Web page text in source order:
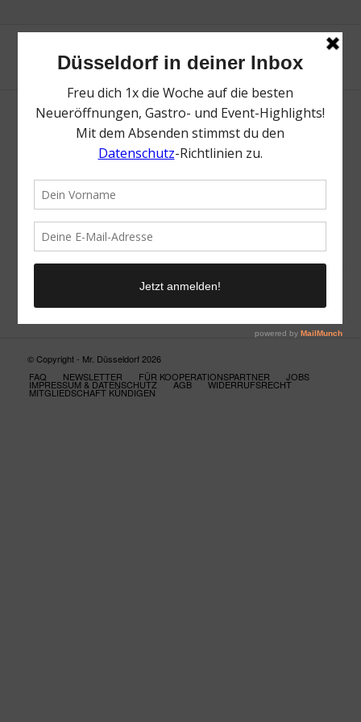
Neue Suche
Suchergebnis nicht zufriedenstellend? Versuche es mal mit
einem Wortteil oder einer anderen Schreibweise.
© Copyright - Mr. Düsseldorf 2026
FAQ
NEWSLETTER FÜR KOOPERATIONSPARTNER JOBS
IMPRESSUM & DATENSCHUTZ AGB WIDERRUFSRECHT
MITGLIEDSCHAFT KÜNDIGEN